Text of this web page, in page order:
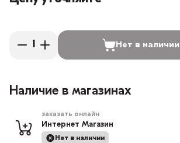
Нет в наличии
Наличие в магазинах
заказать онлайн
Интернет Магазин
Нет в наличии